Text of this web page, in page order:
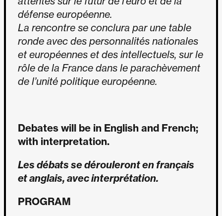
défense européenne.
La rencontre se conclura par une table
ronde avec des personnalités nationales
et européennes et des intellectuels, sur le
rôle de la France dans le parachèvement
de l’unité politique européenne.
Debates will be in English and French;
with interpretation.
Les débats se dérouleront en français
et anglais, avec interprétation.
PROGRAM